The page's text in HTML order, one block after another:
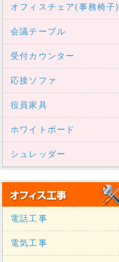
オフィスチェア(事務椅子)
会議テーブル
受付カウンター
応接ソファ
役員家具
ホワイトボード
シュレッダー
電話工事
電気工事